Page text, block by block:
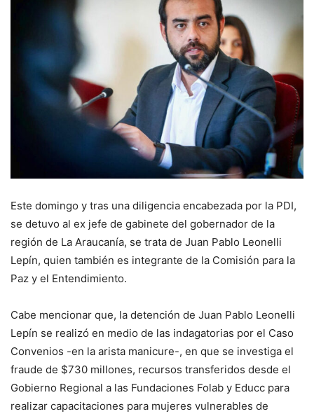
Este domingo y tras una diligencia encabezada por la PDI,
se detuvo al ex jefe de gabinete del gobernador de la
región de La Araucanía, se trata de Juan Pablo Leonelli
Lepín, quien también es integrante de la Comisión para la
Paz y el Entendimiento.
Cabe mencionar que, la detención de Juan Pablo Leonelli
Lepín se realizó en medio de las indagatorias por el Caso
Convenios -en la arista manicure-, en que se investiga el
fraude de $730 millones, recursos transferidos desde el
Gobierno Regional a las Fundaciones Folab y Educc para
realizar capacitaciones para mujeres vulnerables de